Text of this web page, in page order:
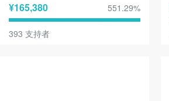
¥165,380 551.29%
393 支持者